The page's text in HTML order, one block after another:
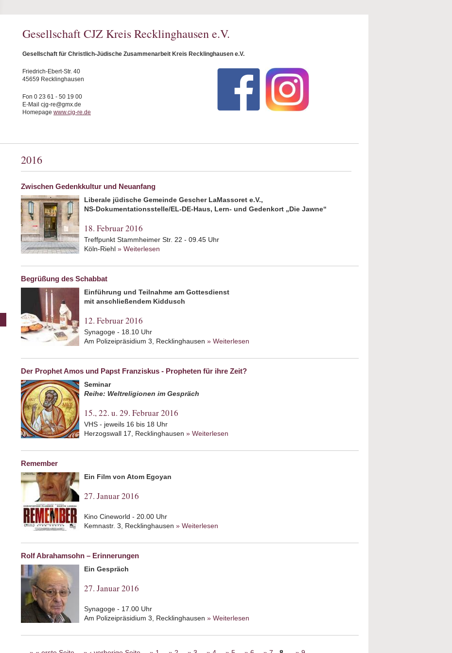
Gesellschaft CJZ Kreis Recklinghausen e.V.
Gesellschaft für Christlich-Jüdische Zusammenarbeit Kreis Recklinghausen e.V.
Friedrich-Ebert-Str. 40
45659 Recklinghausen
Fon 0 23 61 - 50 19 00
E-Mail cjg-re@gmx.de
Homepage www.cjg-re.de
2016
Zwischen Gedenkkultur und Neuanfang
Liberale jüdische Gemeinde Gescher LaMassoret e.V.,
NS-Dokumentationsstelle/EL-DE-Haus, Lern- und Gedenkort „Die Jawne“
18. Februar 2016
Treffpunkt Stammheimer Str. 22 - 09.45 Uhr
Köln-Riehl » Weiterlesen
Begrüßung des Schabbat
Einführung und Teilnahme am Gottesdienst
mit anschließendem Kiddusch
12. Februar 2016
Synagoge - 18.10 Uhr
Am Polizeipräsidium 3, Recklinghausen » Weiterlesen
Der Prophet Amos und Papst Franziskus - Propheten für ihre Zeit?
Seminar
Reihe: Weltreligionen im Gespräch
15., 22. u. 29. Februar 2016
VHS - jeweils 16 bis 18 Uhr
Herzogswall 17, Recklinghausen » Weiterlesen
Remember
Ein Film von Atom Egoyan
27. Januar 2016
Kino Cineworld - 20.00 Uhr
Kemnastr. 3, Recklinghausen » Weiterlesen
Rolf Abrahamsohn – Erinnerungen
Ein Gespräch
27. Januar 2016
Synagoge - 17.00 Uhr
Am Polizeipräsidium 3, Recklinghausen » Weiterlesen
Seiten